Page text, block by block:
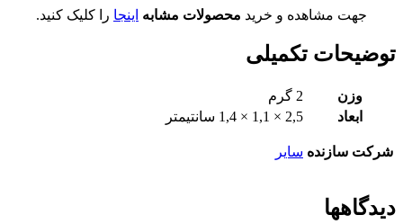
جهت مشاهده و خرید محصولات مشابه اینجا را کلیک کنید.
توضیحات تکمیلی
وزن
2 گرم
ابعاد
2,5 × 1,1 × 1,4 سانتیمتر
شرکت سازنده سایر
دیدگاهها